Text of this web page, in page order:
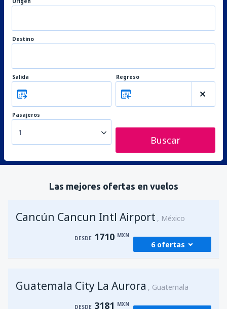
Destino
Salida Regreso
Pasajeros
1
Buscar
Las mejores ofertas en vuelos
Cancún Cancun Intl Airport México
DESDE 1710 MXN
6 ofertas
México Benito Juárez (MEX)
1948
Guatemala City La Aurora Guatemala
DESDE 3181 MXN